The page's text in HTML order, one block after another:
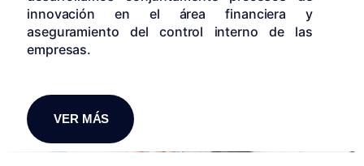
innovación en el área financiera y
aseguramiento del control interno de las
empresas.
VER MÁS